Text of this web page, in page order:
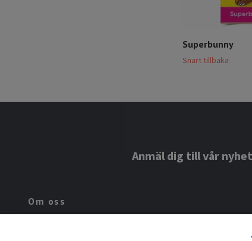
Superbunny
Snart tillbaka
Anmäl dig till vår
Om oss